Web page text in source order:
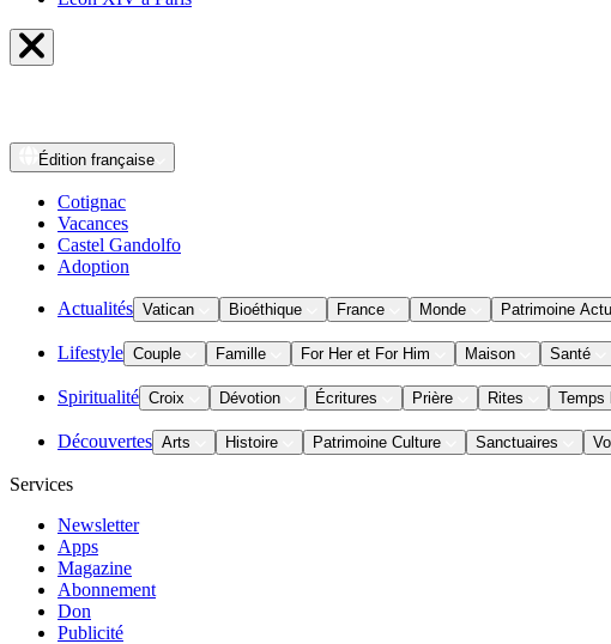
Édition française
Cotignac
Vacances
Castel Gandolfo
Adoption
Actualités Vatican Bioéthique France Monde Patrimoine
Lifestyle Couple Famille For Her et For Him Maison Santé
Spiritualité Croix Dévotion Écritures Prière Rites Temps
Découvertes Arts Histoire Patrimoine Culture Sanctuaires
Services
Newsletter
Apps
Magazine
Abonnement
Don
Publicité